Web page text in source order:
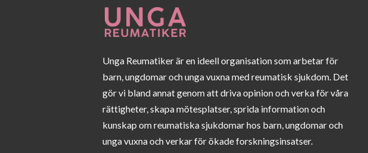
Unga Reumatiker är en ideell organisation som arbetar för
barn, ungdomar och unga vuxna med reumatisk sjukdom. Det
gör vi bland annat genom att driva opinion och verka för våra
rättigheter, skapa mötesplatser, sprida information och
kunskap om reumatiska sjukdomar hos barn, ungdomar och
unga vuxna och verkar för ökade forskningsinsatser.